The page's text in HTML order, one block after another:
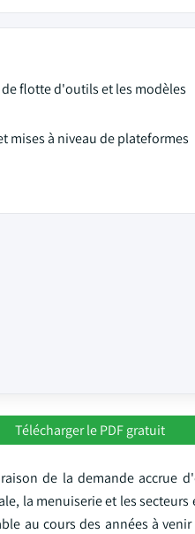
flotte d'outils et les modèles
mises à niveau de plateformes
Télécharger le PDF gratuit
de la demande accrue
la menuiserie et les secteurs
au cours des années à venir